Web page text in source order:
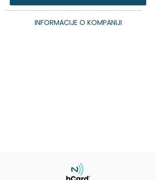
INFORMACIJE O KOMPANIJI